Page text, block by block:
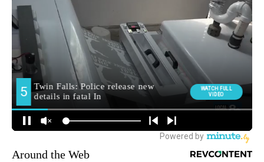
Around the Web